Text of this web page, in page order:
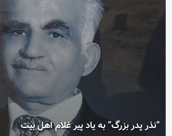
“نذر پدر بزرگ” به یاد پیر غلام اهل بیت